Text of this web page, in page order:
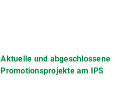
Aktuelle und abgeschlossene
Promotionsprojekte am IPS